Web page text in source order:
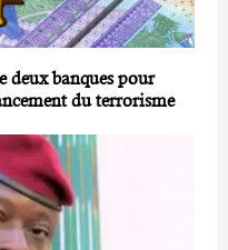
deux banques pour
du terrorisme